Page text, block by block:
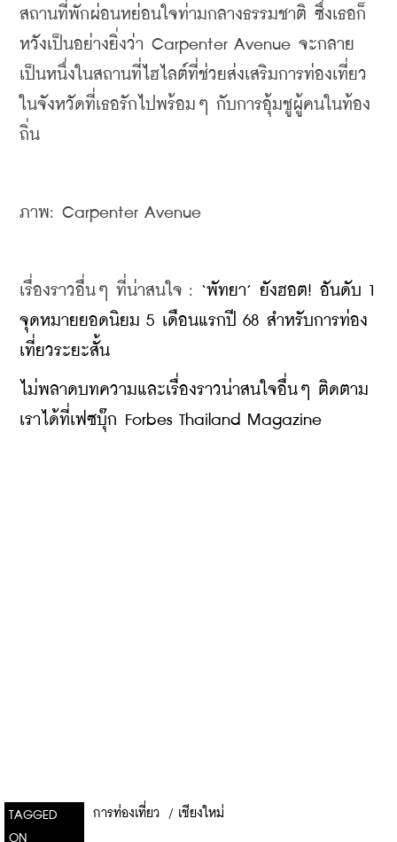
สถานที่พักผ่อนหย่อนใจท่ามกลางธรรมชาติ ซึ่งเธอก็
หวังเป็นอย่างยิ่งว่า Carpenter Avenue จะกลาย
เป็นหนึ่งในสถานที่ไฮไลต์ที่ช่วยส่งเสริมการท่องเที่ยว
ในจังหวัดที่เธอรักไปพร้อมๆ กับการอุ้มชูผู้คนในท้อง
ถิ่น
ภาพ: Carpenter Avenue
เรื่องราวอื่นๆ ที่น่าสนใจ : ‘พัทยา’ ยังฮอต! อันดับ 1
จุดหมายยอดนิยม 5 เดือนแรกปี 68 สำหรับการท่อง
เที่ยวระยะสั้น
ไม่พลาดบทความและเรื่องราวน่าสนใจอื่นๆ ติดตาม
เราได้ที่เฟซบุ๊ก Forbes Thailand Magazine
TAGGED
ON
การท่องเที่ยว / เชียงใหม่